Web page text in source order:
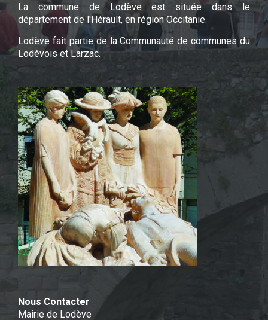
La commune de Lodève est située dans le
département de l'Hérault, en région Occitanie.
Lodève fait partie de la Communauté de communes du
Lodévois et Larzac.
Nous Contacter
Mairie de Lodève